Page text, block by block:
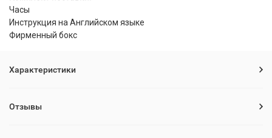
Часы
Инструкция на Английском языке
Фирменный бокс
Характеристики
Отзывы